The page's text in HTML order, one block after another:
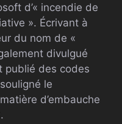
d’« incendie de
». Écrivant à
du nom de «
divulgué
publié des codes
le
d’embauche